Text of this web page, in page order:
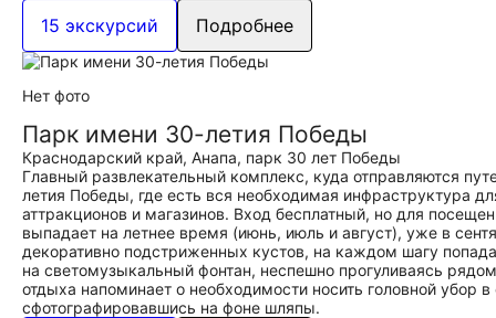
15 экскурсий Подробнее
Нет фото
Парк имени 30-летия Победы
Краснодарский край, Анапа, парк 30 лет Победы
Главный развлекательный комплекс, куда отправляются
летия Победы, где есть вся необходимая инфраструктура
аттракционов и магазинов. Вход бесплатный, но для
выпадает на летнее время (июнь, июль и август), уже в
декоративно подстриженных кустов, на каждом шагу
на светомузыкальный фонтан, неспешно прогуливаясь
отдыха напоминает о необходимости носить головной
сфотографировавшись на фоне шляпы.